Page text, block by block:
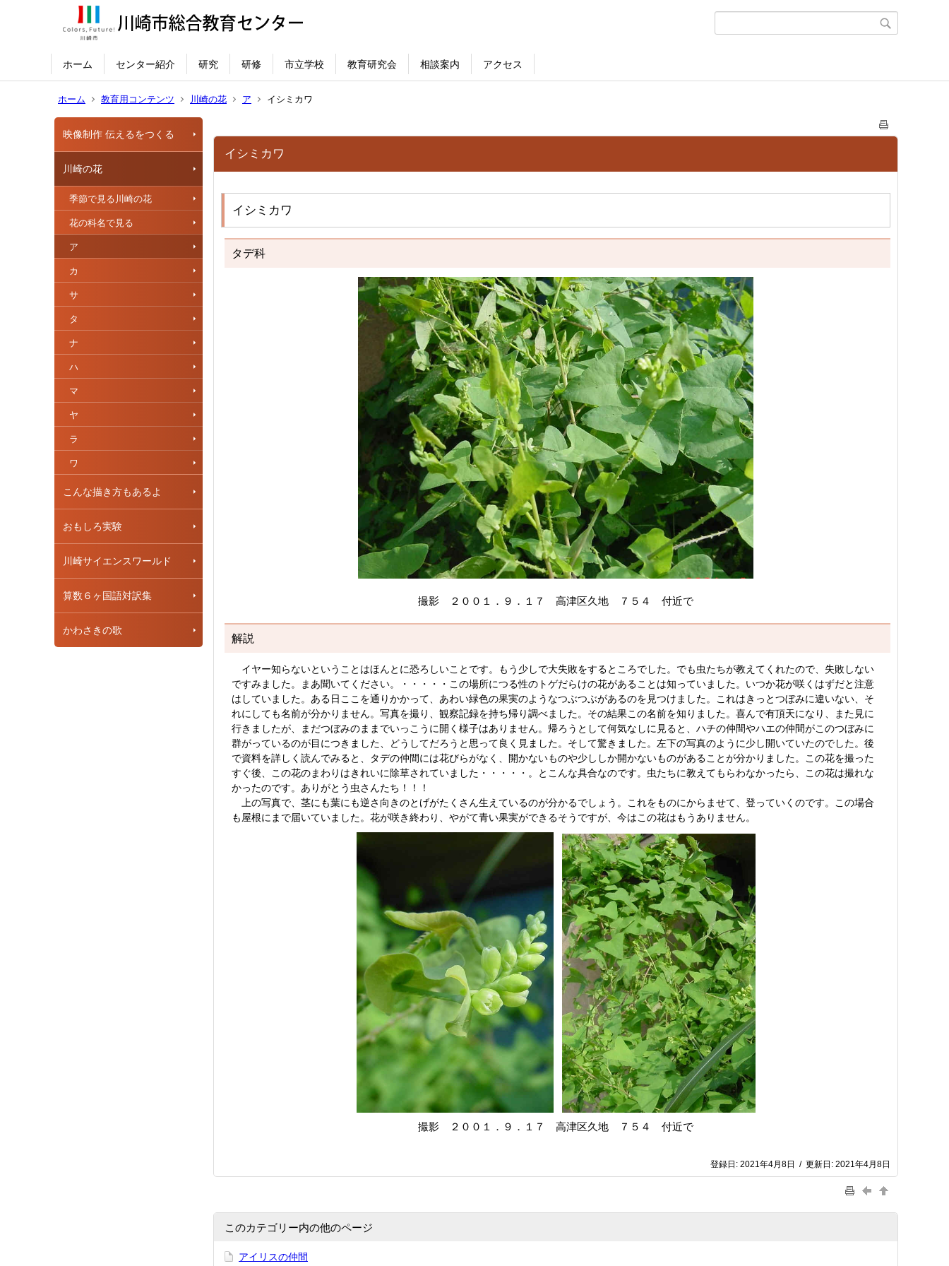
ホーム センター紹介 研究 研修 市立学校 教育研究会 相談案内 アクセス
ホーム 教育用コンテンツ 川崎の花 ア イシミカワ
映像制作 伝えるをつくる
川崎の花
季節で見る川崎の花
花の科名で見る
ア
カ
サ
タ
ナ
ハ
マ
ヤ
ラ
ワ
こんな描き方もあるよ
おもしろ実験
川崎サイエンスワールド
算数６ヶ国語対訳集
かわさきの歌
イシミカワ
イシミカワ
タデ科
撮影 ２００１．９．１７ 高津区久地 ７５４ 付近で
解説
イヤー知らないということはほんとに恐ろしいことです。もう少しで大失敗をするところでした。でも虫たちが教えてくれたので、失敗しない
ですみました。まあ聞いてください。・・・・・この場所につる性のトゲだらけの花があることは知っていました。いつか花が咲くはずだと注意
はしていました。ある日ここを通りかかって、あわい緑色の果実のようなつぶつぶがあるのを見つけました。これはきっとつぼみに違いない、そ
れにしても名前が分かりません。写真を撮り、観察記録を持ち帰り調べました。その結果この名前を知りました。喜んで有頂天になり、また見に
行きましたが、まだつぼみのままでいっこうに開く様子はありません。帰ろうとして何気なしに見ると、ハチの仲間やハエの仲間がこのつぼみに
群がっているのが目につきました、どうしてだろうと思って良く見ました。そして驚きました。左下の写真のように少し開いていたのでした。後
で資料を詳しく読んでみると、タデの仲間には花びらがなく、開かないものや少ししか開かないものがあることが分かりました。この花を撮った
すぐ後、この花のまわりはきれいに除草されていました・・・・・。とこんな具合なのです。虫たちに教えてもらわなかったら、この花は撮れな
かったのです。ありがとう虫さんたち！！！
上の写真で、茎にも葉にも逆さ向きのとげがたくさん生えているのが分かるでしょう。これをものにからませて、登っていくのです。この場合
も屋根にまで届いていました。花が咲き終わり、やがて青い果実ができるそうですが、今はこの花はもうありません。
撮影 ２００１．９．１７ 高津区久地 ７５４ 付近で
登録日: 2021年4月8日 / 更新日: 2021年4月8日
このカテゴリー内の他のページ
アイリスの仲間